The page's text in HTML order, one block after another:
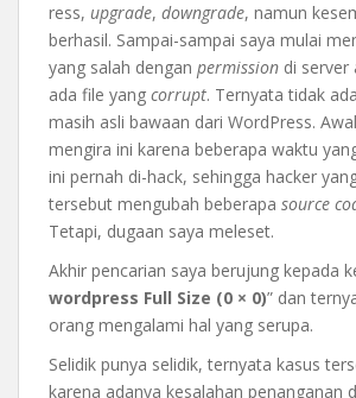
ress, upgrade, downgrade, namun
berhasil. Sampai-sampai saya mulai
yang salah dengan permission di server
ada file yang corrupt. Ternyata tidak
masih asli bawaan dari WordPress.
mengira ini karena beberapa waktu
ini pernah di-hack, sehingga hacker
tersebut mengubah beberapa source
Tetapi, dugaan saya meleset.
Akhir pencarian saya berujung kepada
wordpress Full Size (0 × 0)” dan
orang mengalami hal yang serupa.
Selidik punya selidik, ternyata kasus
karena adanya kesalahan penanganan